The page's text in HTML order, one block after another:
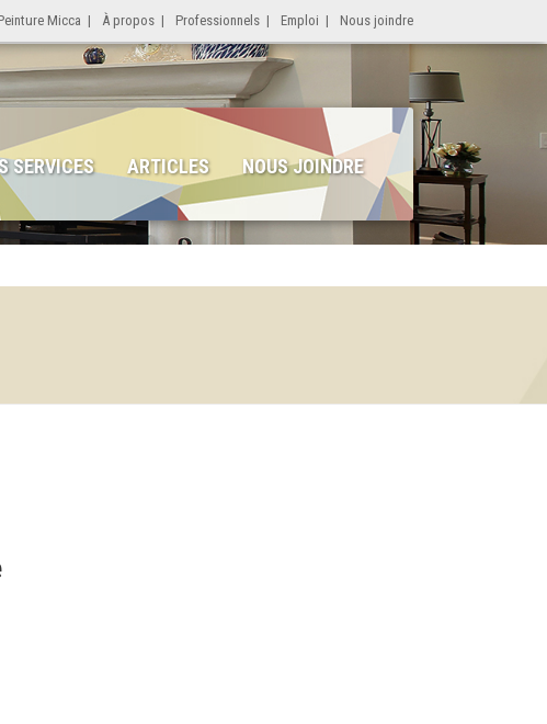
Micca | À propos | Professionnels | Emploi | Nous joindre
SERVICES ARTICLES NOUS JOINDRE